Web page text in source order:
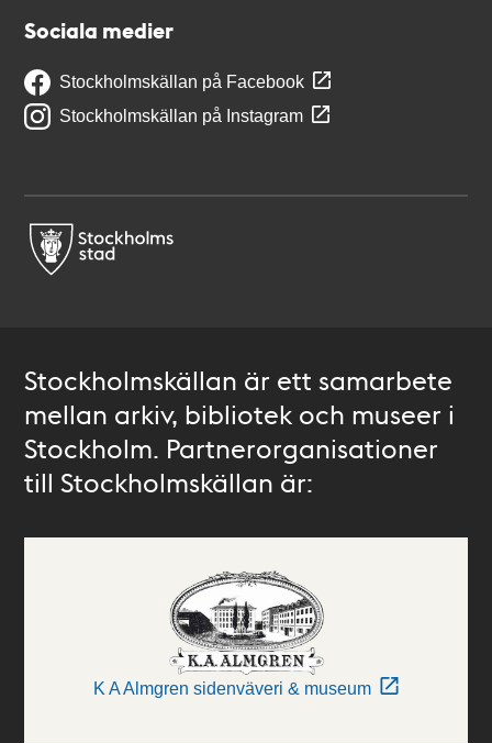
Sociala medier
Stockholmskällan på Facebook
Stockholmskällan på Instagram
Stockholmskällan är ett samarbete
mellan arkiv, bibliotek och museer i
Stockholm. Partnerorganisationer
till Stockholmskällan är:
K A Almgren sidenväveri & museum